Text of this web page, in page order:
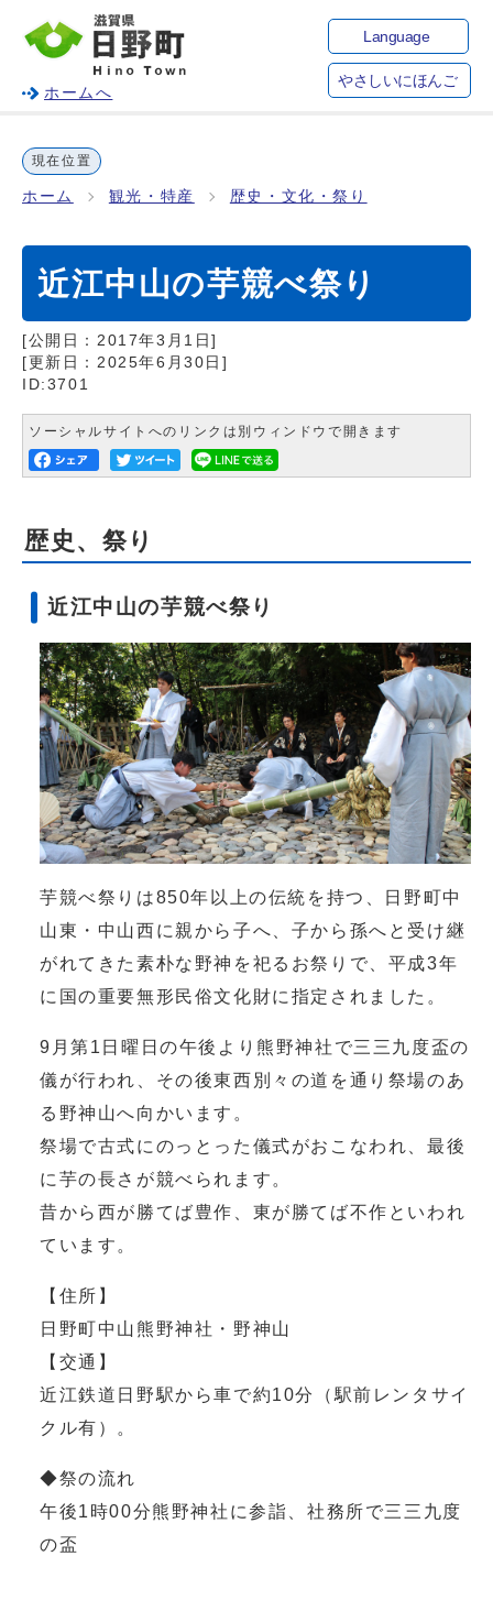
ホームへ
Language
やさしいにほんご
現在位置
ホーム 観光・特産 歴史・文化・祭り
近江中山の芋競べ祭り
[公開日： 2017年3月1日]
[更新日： 2025年6月30日 ]
ID:3701
ソーシャルサイトへのリンクは別ウィンドウで開きます
歴史、祭り
近江中山の芋競べ祭り
芋競べ祭りは850年以上の伝統を持つ、日野町中
山東・中山西に親から子へ、子から孫へと受け継
がれてきた素朴な野神を祀るお祭りで、平成3年
に国の重要無形民俗文化財に指定されました。
9月第1日曜日の午後より熊野神社で三三九度盃の
儀が行われ、その後東西別々の道を通り祭場のあ
る野神山へ向かいます。
祭場で古式にのっとった儀式がおこなわれ、最後
に芋の長さが競べられます。
昔から西が勝てば豊作、東が勝てば不作といわれ
ています。
【住所】
日野町中山熊野神社・野神山
【交通】
近江鉄道日野駅から車で約10分（駅前レンタサイ
クル有）。
◆祭の流れ
午後1時00分熊野神社に参詣、社務所で三三九度
の盃